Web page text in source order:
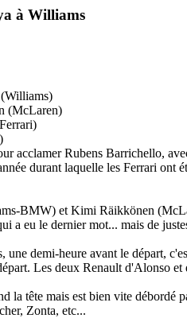
à Williams
(McLaren)
acclamer Rubens Barrichello,
durant laquelle les Ferrari
BMW) et Kimi Räikkönen
a eu le dernier mot... mais de
demi-heure avant le départ,
Les deux Renault d'Alonso
la tête mais est bien vite
Zonta, etc...